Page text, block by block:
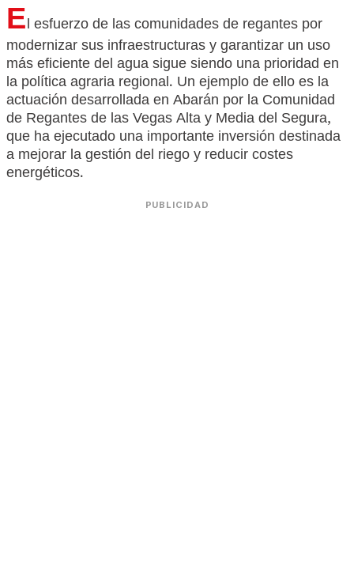
El esfuerzo de las comunidades de regantes por
modernizar sus infraestructuras y garantizar un uso
más eficiente del agua sigue siendo una prioridad en
la política agraria regional. Un ejemplo de ello es la
actuación desarrollada en Abarán por la Comunidad
de Regantes de las Vegas Alta y Media del Segura,
que ha ejecutado una importante inversión destinada
a mejorar la gestión del riego y reducir costes
energéticos.
PUBLICIDAD